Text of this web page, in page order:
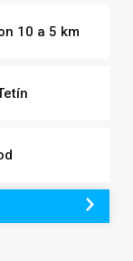
10 a 5 km